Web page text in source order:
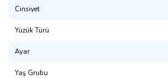
Cinsiyet
Yüzük Türü
Ayar
Yaş Grubu